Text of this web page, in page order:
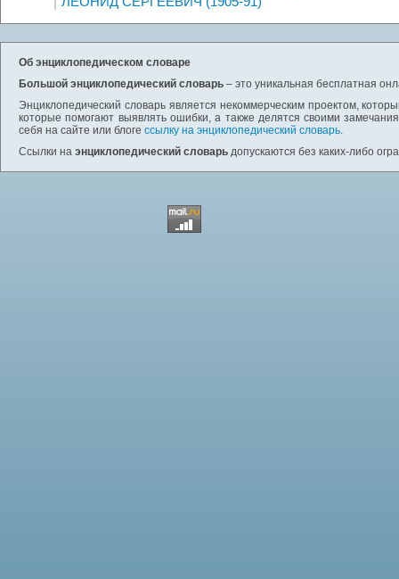
Об энциклопедическом словаре
Большой энциклопедический словарь – это уникальная бесплатная
Энциклопедический словарь является некоммерческим проектом,
которые помогают выявлять ошибки, а также делятся своими
себя на сайте или блоге ссылку на энциклопедический словарь.
Ссылки на энциклопедический словарь допускаются без каких-либо